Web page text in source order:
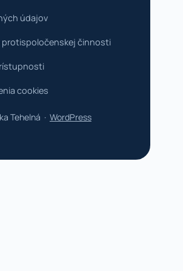
údajov
protispoločenskej činnosti
cookies
Tehelná · WordPress